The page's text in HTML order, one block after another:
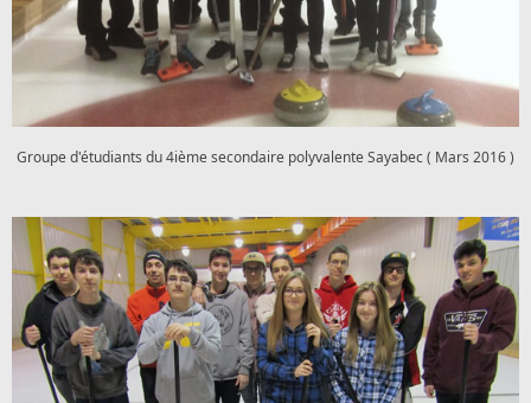
Groupe d'étudiants du 4ième secondaire polyvalente Sayabec ( Mars 2016 )